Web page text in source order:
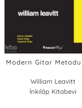
Modern Gitar Metodu
William Leavitt
İnkılâp Kitabevi